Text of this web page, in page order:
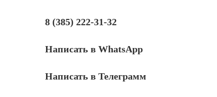
8 (385) 222-31-32
Написать в WhatsApp
Написать в Телеграмм